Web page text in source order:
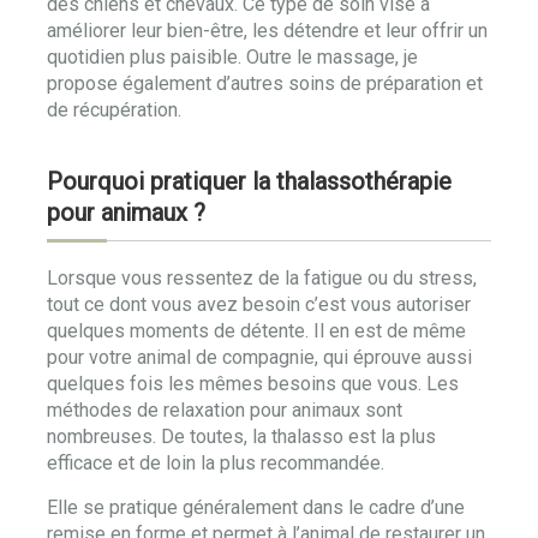
améliorer leur bien-être, les détendre et leur offrir un
quotidien plus paisible. Outre le massage, je
propose également d’autres soins de préparation et
de récupération.
Pourquoi pratiquer la thalassothérapie
pour animaux ?
Lorsque vous ressentez de la fatigue ou du stress,
tout ce dont vous avez besoin c’est vous autoriser
quelques moments de détente. Il en est de même
pour votre animal de compagnie, qui éprouve aussi
quelques fois les mêmes besoins que vous. Les
méthodes de relaxation pour animaux sont
nombreuses. De toutes, la thalasso est la plus
efficace et de loin la plus recommandée.
Elle se pratique généralement dans le cadre d’une